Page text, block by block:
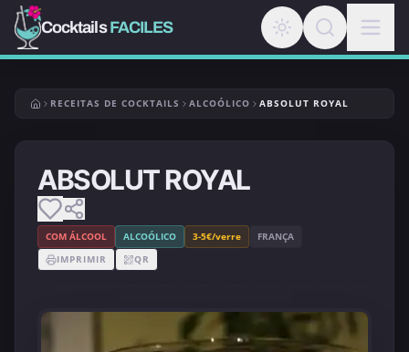
CocktailsFACILES
RECEITAS DE COCKTAILS ALCOÓLICO ABSOLUT ROYAL
ABSOLUT ROYAL
COM ÁLCOOL ALCOÓLICO 3-5€/verre
FRANÇA
IMPRIMIR
QR